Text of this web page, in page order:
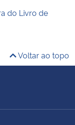
do Livro de
Voltar ao topo